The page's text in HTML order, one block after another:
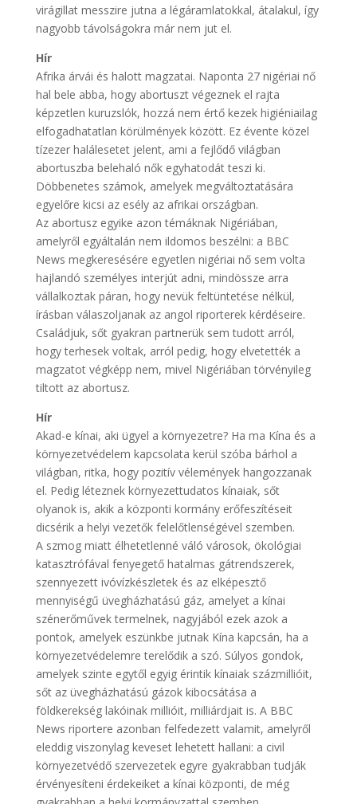
virágillat messzire jutna a légáramlatokkal, átalakul, így
nagyobb távolságokra már nem jut el.
Hír
Afrika árvái és halott magzatai. Naponta 27 nigériai nő
hal bele abba, hogy abortuszt végeznek el rajta
képzetlen kuruzslók, hozzá nem értő kezek higiéniailag
elfogadhatatlan körülmények között. Ez évente közel
tízezer halálesetet jelent, ami a fejlődő világban
abortuszba belehaló nők egyhatodát teszi ki.
Döbbenetes számok, amelyek megváltoztatására
egyelőre kicsi az esély az afrikai országban.
Az abortusz egyike azon témáknak Nigériában,
amelyről egyáltalán nem ildomos beszélni: a BBC
News megkeresésére egyetlen nigériai nő sem volta
hajlandó személyes interjút adni, mindössze arra
vállalkoztak páran, hogy nevük feltüntetése nélkül,
írásban válaszoljanak az angol riporterek kérdéseire.
Családjuk, sőt gyakran partnerük sem tudott arról,
hogy terhesek voltak, arról pedig, hogy elvetették a
magzatot végképp nem, mivel Nigériában törvényileg
tiltott az abortusz.
Hír
Akad-e kínai, aki ügyel a környezetre? Ha ma Kína és a
környezetvédelem kapcsolata kerül szóba bárhol a
világban, ritka, hogy pozitív vélemények hangozzanak
el. Pedig léteznek környezettudatos kínaiak, sőt
olyanok is, akik a központi kormány erőfeszítéseit
dicsérik a helyi vezetők felelőtlenségével szemben.
A szmog miatt élhetetlenné váló városok, ökológiai
katasztrófával fenyegető hatalmas gátrendszerek,
szennyezett ivóvízkészletek és az elképesztő
mennyiségű üvegházhatású gáz, amelyet a kínai
szénerőművek termelnek, nagyjából ezek azok a
pontok, amelyek eszünkbe jutnak Kína kapcsán, ha a
környezetvédelemre terelődik a szó. Súlyos gondok,
amelyek szinte egytől egyig érintik kínaiak százmillióit,
sőt az üvegházhatású gázok kibocsátása a
földkerekség lakóinak millióit, milliárdjait is. A BBC
News riportere azonban felfedezett valamit, amelyről
eleddig viszonylag keveset lehetett hallani: a civil
környezetvédő szervezetek egyre gyakrabban tudják
érvényesíteni érdekeiket a kínai központi, de még